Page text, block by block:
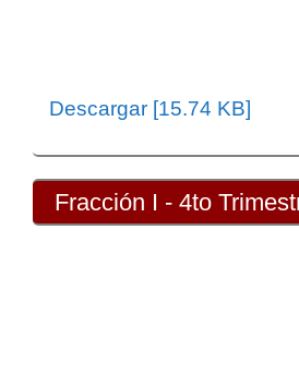
Descargar [15.74 KB]
Fracción I - 4to